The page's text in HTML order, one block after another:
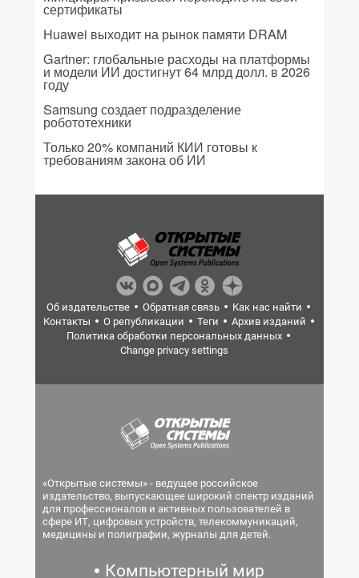
сертификаты
Huawei выходит на рынок памяти DRAM
Gartner: глобальные расходы на платформы
и модели ИИ достигнут 64 млрд долл. в 2026
году
Samsung создает подразделение
робототехники
Только 20% компаний КИИ готовы к
требованиям закона об ИИ
Об издательстве Обратная связь
Как нас найти
Контакты
О републикации Теги
Архив изданий
Политика обработки персональных данных
Change privacy settings
«Открытые системы» - ведущее российское
издательство, выпускающее широкий спектр изданий
для профессионалов и активных пользователей в
сфере ИТ, цифровых устройств, телекоммуникаций,
медицины и полиграфии, журналы для детей.
Компьютерный мир